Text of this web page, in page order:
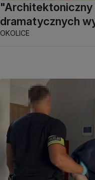
"Architektoniczny
dramatycznych
OKOLICE